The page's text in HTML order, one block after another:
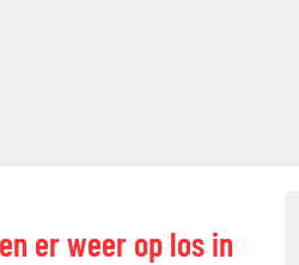
er weer op los in